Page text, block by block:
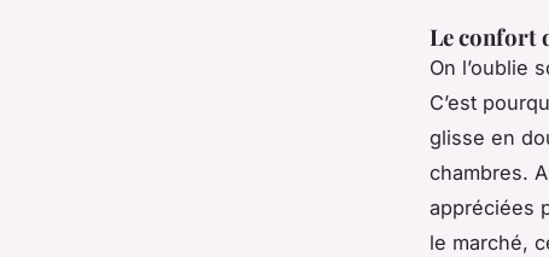
Le confort
On l’oublie
C’est
glisse en
chambres.
appréciées
le marché,